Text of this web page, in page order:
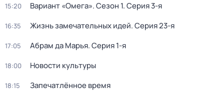
15:20 Вариант «Омега». Сезон 1. Серия 3-я
16:35 Жизнь замечательных идей. Серия 23-я
17:05 Абрам да Марья. Серия 1-я
18:00 Новости культуры
18:15 Запечатлённое время